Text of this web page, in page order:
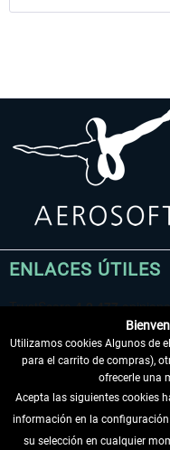
ENLACES ÚTILES
DESISTIR DEL
Utilizamos cookies Algunos de
para el carrito de compras),
ofrecerle una
Acepta las siguientes cookies
información en la
su selección en cualquier